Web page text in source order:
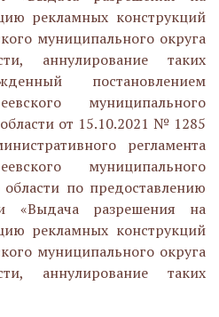
рекламных конструкций
муниципального округа
аннулирование таких
постановлением
муниципального
от 15.10.2021 № 1285
регламента
муниципального
по предоставлению
«Выдача разрешения на
рекламных конструкций
муниципального округа
аннулирование таких